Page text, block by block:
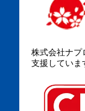
株式会社ナプ
支援していま